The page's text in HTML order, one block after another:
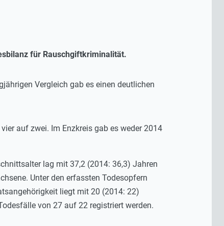
für Rauschgiftkriminalität.
Vergleich gab es einen deutlichen
auf zwei. Im Enzkreis gab es weder 2014
lag mit 37,2 (2014: 36,3) Jahren
Unter den erfassten Todesopfern
liegt mit 20 (2014: 22)
von 27 auf 22 registriert werden.